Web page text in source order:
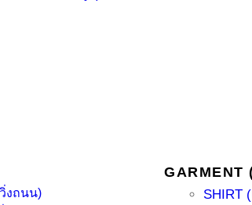
งถนน)
GARMENT
SHIRT